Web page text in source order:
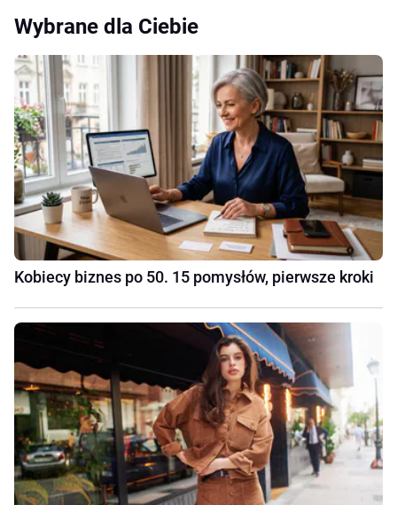
Wybrane dla Ciebie
Kobiecy biznes po 50. 15 pomysłów, pierwsze kroki